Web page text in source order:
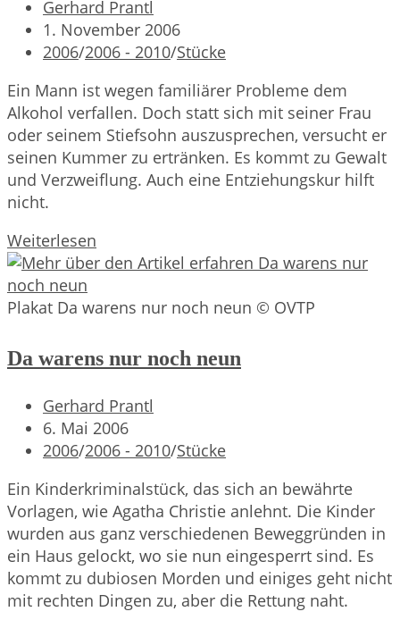
Beitrags-
Autor:
Gerhard Prantl
Beitrag
veröffentlicht:
1. November 2006
Beitrags-
2006/2006 - 2010/Stücke
Ein Mann ist wegen familiärer Probleme dem
Alkohol verfallen. Doch statt sich mit seiner Frau
oder seinem Stiefsohn auszusprechen, versucht er
seinen Kummer zu ertränken. Es kommt zu Gewalt
und Verzweiflung. Auch eine Entziehungskur hilft
nicht.
Weiterlesen
B’suff
Plakat Da warens nur noch neun © OVTP
Da warens nur noch neun
Beitrags-
Autor:
Gerhard Prantl
Beitrag
veröffentlicht:
6. Mai 2006
Beitrags-
2006/2006 - 2010/Stücke
Ein Kinderkriminalstück, das sich an bewährte
Vorlagen, wie Agatha Christie anlehnt. Die Kinder
wurden aus ganz verschiedenen Beweggründen in
ein Haus gelockt, wo sie nun eingesperrt sind. Es
kommt zu dubiosen Morden und einiges geht nicht
mit rechten Dingen zu, aber die Rettung naht.